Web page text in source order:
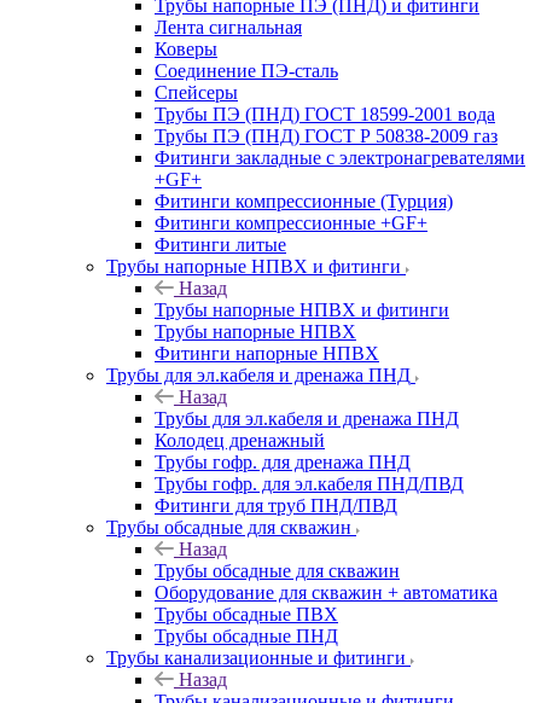
Трубы напорные ПЭ (ПНД) и фитинги
Лента сигнальная
Коверы
Соединение ПЭ-сталь
Спейсеры
Трубы ПЭ (ПНД) ГОСТ 18599-2001 вода
Трубы ПЭ (ПНД) ГОСТ Р 50838-2009 газ
Фитинги закладные с электронагревателями
+GF+
Фитинги компрессионные (Турция)
Фитинги компрессионные +GF+
Фитинги литые
Трубы напорные НПВХ и фитинги
Назад
Трубы напорные НПВХ и фитинги
Трубы напорные НПВХ
Фитинги напорные НПВХ
Трубы для эл.кабеля и дренажа ПНД
Назад
Трубы для эл.кабеля и дренажа ПНД
Колодец дренажный
Трубы гофр. для дренажа ПНД
Трубы гофр. для эл.кабеля ПНД/ПВД
Фитинги для труб ПНД/ПВД
Трубы обсадные для скважин
Назад
Трубы обсадные для скважин
Оборудование для скважин + автоматика
Трубы обсадные ПВХ
Трубы обсадные ПНД
Трубы канализационные и фитинги
Назад